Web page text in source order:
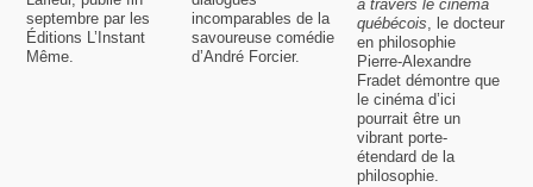
septembre par les
Éditions L’Instant
Même.
incomparables de la
savoureuse comédie
d’André Forcier.
à travers le cinéma
québécois, le docteur
en philosophie
Pierre-Alexandre
Fradet démontre que
le cinéma d’ici
pourrait être un
vibrant porte-
étendard de la
philosophie.